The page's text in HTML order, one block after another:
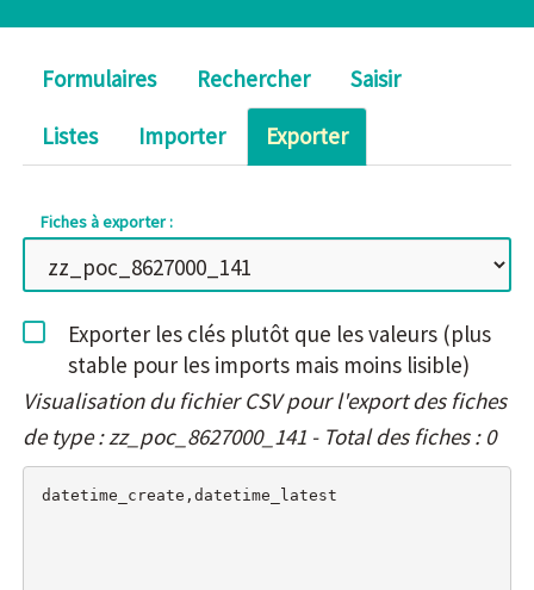
Formulaires Rechercher
Saisir
Listes
Importer Exporter
Fiches à exporter :
Exporter les clés plutôt que les valeurs (plus
stable pour les imports mais moins lisible)
Visualisation du fichier CSV pour l'export des fiches
de type : zz_poc_8627000_141 - Total des fiches : 0